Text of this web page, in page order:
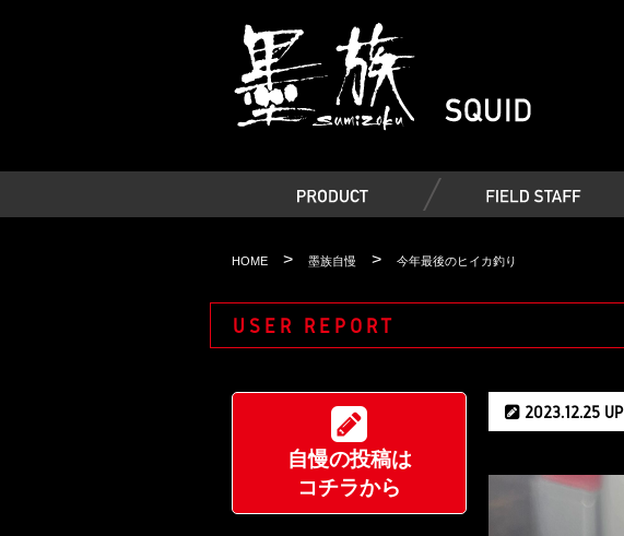
HOME > 墨族自慢 > 今年最後のヒイカ釣り
USER REPORT
自慢の投稿は
コチラから
2023.12.25 UP